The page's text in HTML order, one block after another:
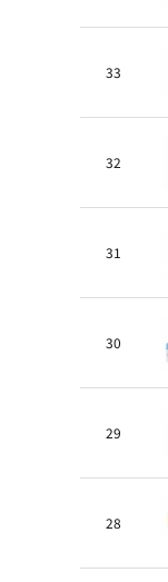
33
32
31
30
29
28